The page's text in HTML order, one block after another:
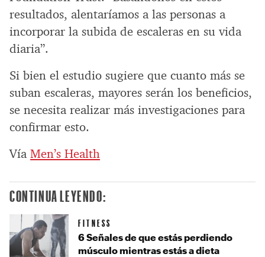
resultados, alentaríamos a las personas a
incorporar la subida de escaleras en su vida
diaria”.
Si bien el estudio sugiere que cuanto más se
suban escaleras, mayores serán los beneficios,
se necesita realizar más investigaciones para
confirmar esto.
Vía Men’s Health
CONTINUA LEYENDO:
FITNESS
6 Señales de que estás perdiendo
músculo mientras estás a dieta